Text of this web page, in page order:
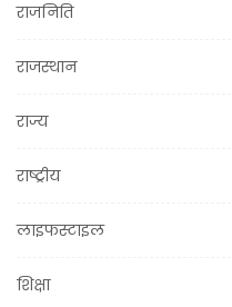
राजनिति
राजस्थान
राज्य
राष्ट्रीय
लाइफस्टाइल
शिक्षा